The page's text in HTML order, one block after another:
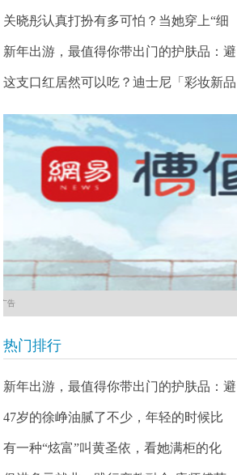
关晓彤认真打扮有多可怕？当她穿上“细
新年出游，最值得你带出门的护肤品：避
这支口红居然可以吃？迪士尼「彩妆新品
广告
热门排行
新年出游，最值得你带出门的护肤品：避
47岁的徐峥油腻了不少，年轻的时候比
有一种“炫富”叫黄圣依，看她满柜的化